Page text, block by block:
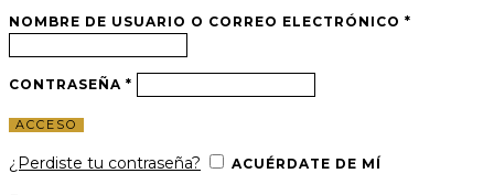
NOMBRE DE USUARIO O CORREO ELECTRÓNICO *
CONTRASEÑA *
ACCESO
¿Perdiste tu contraseña? ACUÉRDATE DE MÍ